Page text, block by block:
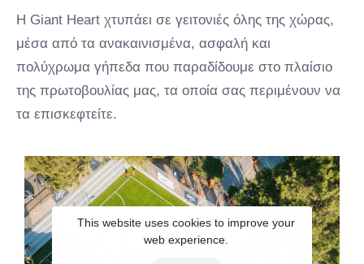
Η Giant Heart χτυπάει σε γειτονιές όλης της χώρας,
μέσα από τα ανακαινισμένα, ασφαλή και
πολύχρωμα γήπεδα που παραδίδουμε στο πλαίσιο
της πρωτοβουλίας μας, τα οποία σας περιμένουν να
τα επισκεφτείτε.
"ΙΩΑΝΝΗΣ
This website uses cookies to improve your
web experience.